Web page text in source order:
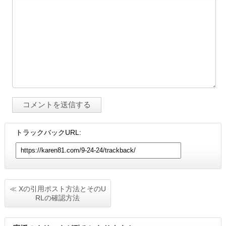
トラックバックURL:
≪ Xの引用ポスト方法とそのU
RLの確認方法